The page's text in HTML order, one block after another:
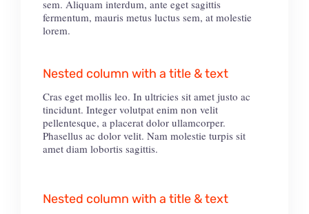
sem. Aliquam interdum, ante eget sagittis
fermentum, mauris metus luctus sem, at molestie
lorem.
Nested column with a title & text
Cras eget mollis leo. In ultricies sit amet justo ac
tincidunt. Integer volutpat enim non velit
pellentesque, a placerat dolor ullamcorper.
Phasellus ac dolor velit. Nam molestie turpis sit
amet diam lobortis sagittis.
Nested column with a title & text